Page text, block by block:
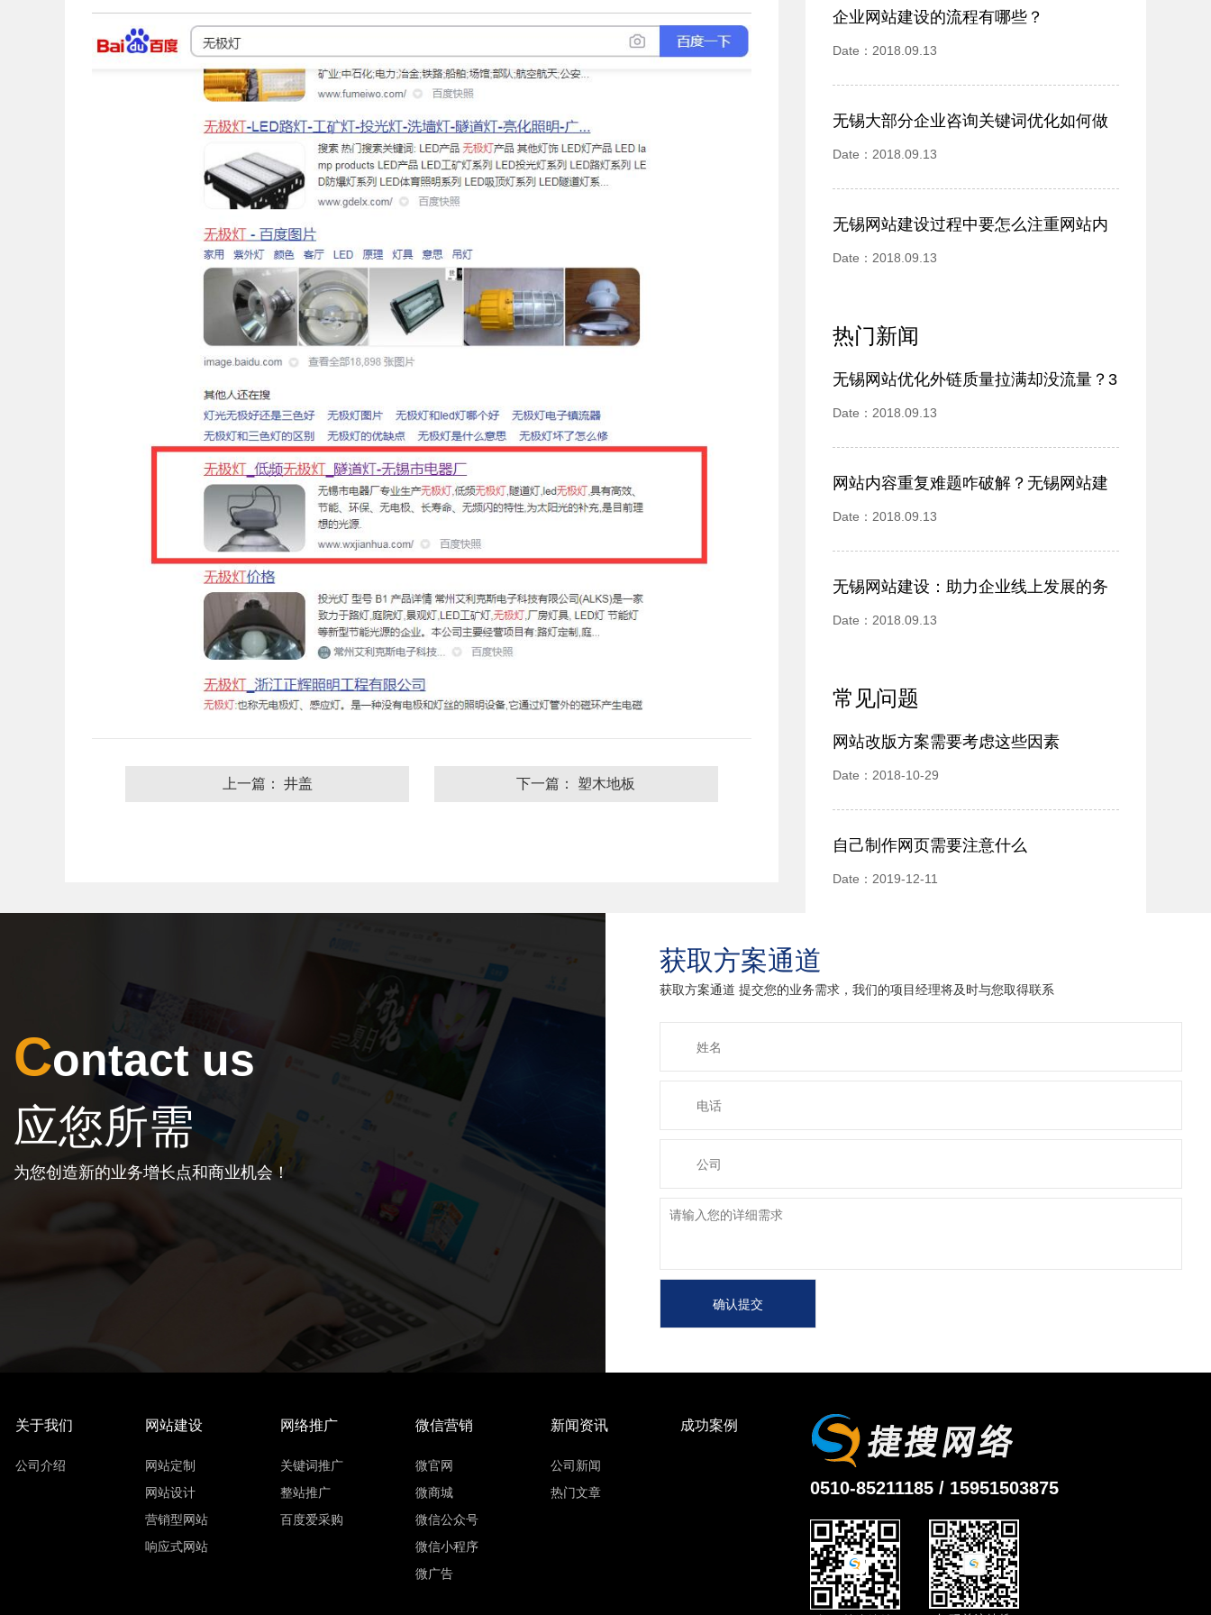
上一篇： 井盖 下一篇： 塑木地板
企业网站建设的流程有哪些？
Date：2018.09.13
无锡大部分企业咨询关键词优化如何做
更有优势？
Date：2018.09.13
无锡网站建设过程中要怎么注重网站内
容的建设
Date：2018.09.13
热门新闻
无锡网站优化外链质量拉满却没流量？3
个核心坑点拆解
Date：2018.09.13
网站内容重复难题咋破解？无锡网站建
设公司来支招
Date：2018.09.13
无锡网站建设：助力企业线上发展的务
实之举
Date：2018.09.13
常见问题
网站改版方案需要考虑这些因素
Date：2018-10-29
自己制作网页需要注意什么
Date：2019-12-11
Contact us
应您所需
为您创造新的业务增长点和商业机会！
获取方案通道
获取方案通道 提交您的业务需求，我们的项目经理将及时与您取得联系
关于我们
公司介绍
网站建设
网站定制
网站设计
营销型网站
响应式网站
网络推广
关键词推广
整站推广
百度爱采购
微信营销
微官网
微商城
微信公众号
微信小程序
微广告
新闻资讯
公司新闻
热门文章
成功案例
0510-85211185 / 15951503875